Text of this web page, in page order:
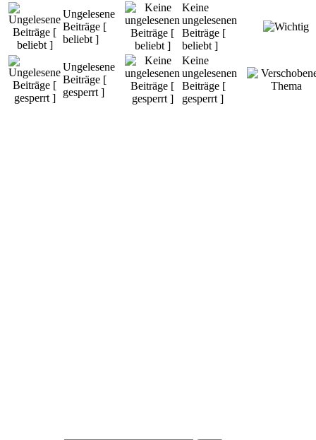
Ungelesene
Beiträge [
beliebt ]
Keine
ungelesenen
Beiträge [
beliebt ]
Ungelesene
Beiträge [
gesperrt ]
Keine
ungelesenen
Beiträge [
gesperrt ]